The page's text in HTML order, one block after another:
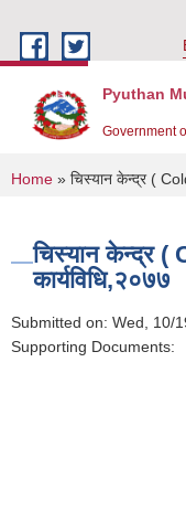
Pyuthan
Government
You are
Home » चिस्यान केन्द्र (
चिस्यान केन्द्र
कार्यविधि,२०७७
Submitted on: Wed, 10/
Supporting Documents: